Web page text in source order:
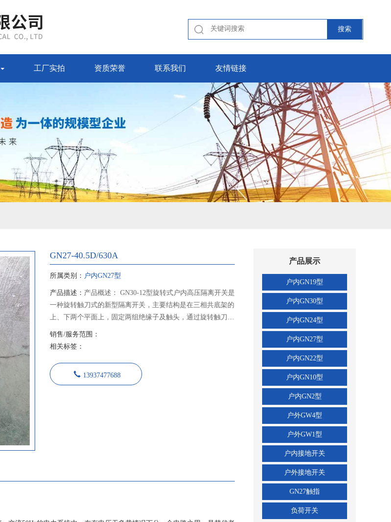
工厂实拍 资质荣誉 联系我们 友情链接
产品展示
户内GN19型
户内GN30型
户内GN24型
户内GN27型
户内GN22型
户内GN10型
户内GN2型
户外GW4型
户外GW1型
户内接地开关
户外接地开关
GN27触指
负荷开关
GN27-40.5D/630A
所属类别： 户内GN27型
产品描述： 产品概述： GN30-12型旋转式户内高压隔离开关是
一种旋转触刀式的新型隔离开关，主要结构是在三相共底架的
上、下两个平面上，固定两组绝缘子及触头，通过旋转触刀，
从而实现开关的分合闸。 GN30-12D型开关是在GN30-12型开
关基础上增加带接地刀的形式，可满足不同电力系统的需要。
其性能符合GB1985《交流高压隔离开关和接地开关》的要
求，适用于额定电压12千伏交流50Hz及以下户内系统中，作
销售/服务范围：
相关标签：
13937477688